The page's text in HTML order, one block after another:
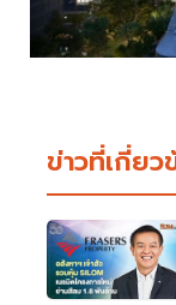
ข่าวที่เกี่ย